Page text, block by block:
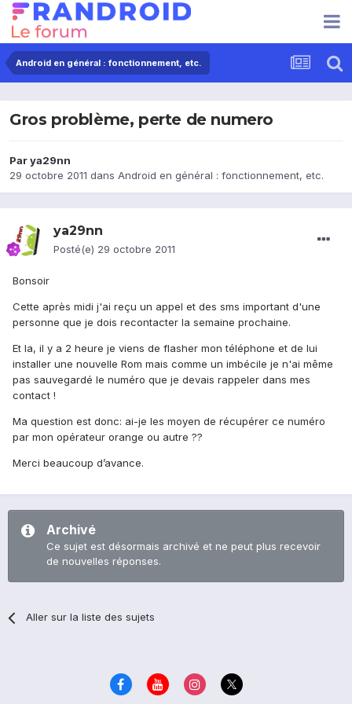
Android en général : fonctionnement, etc.
Gros problème, perte de numero
Parya29nn
29 octobre 2011 dans Android en général : fonctionnement, etc.
ya29nn
Posté(e) 29 octobre 2011
Bonsoir
Cette après midi j'ai reçu un appel et des sms important d'une
personne que je dois recontacter la semaine prochaine.
Et la, il y a 2 heure je viens de flasher mon téléphone et de lui
installer une nouvelle Rom mais comme un imbécile je n'ai même
pas sauvegardé le numéro que je devais rappeler dans mes
contact !
Ma question est donc: ai-je les moyen de récupérer ce numéro
par mon opérateur orange ou autre ??
Merci beaucoup d’avance.
Archivé
Ce sujet est désormais archivé et ne peut plus recevoir
de nouvelles réponses.
Aller sur la liste des sujets